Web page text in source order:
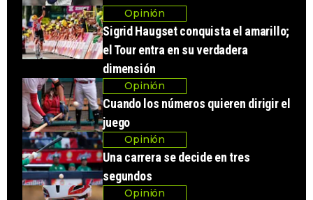
Opinión
Sigrid Haugset conquista el amarillo;
el Tour entra en su verdadera
dimensión
Opinión
Cuando los números quieren dirigir el
juego
Opinión
Una carrera se decide en tres
segundos
Opinión